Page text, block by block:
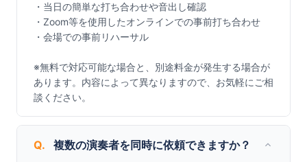
・当日の簡単な打ち合わせや音出し確認
・Zoom等を使用したオンラインでの事前打ち合わせ
・会場での事前リハーサル
※無料で対応可能な場合と、別途料金が発生する場合が
あります。内容によって異なりますので、お気軽にご相
談ください。
Q. 複数の演奏者を同時に依頼できますか？